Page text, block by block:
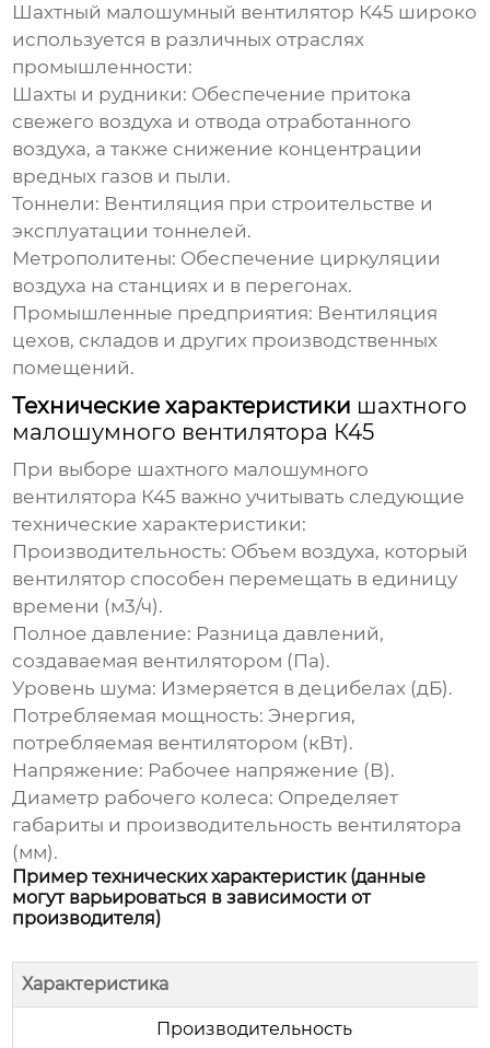
Шахтный малошумный вентилятор К45 широко
используется в различных отраслях
промышленности:
Шахты и рудники: Обеспечение притока
свежего воздуха и отвода отработанного
воздуха, а также снижение концентрации
вредных газов и пыли.
Тоннели: Вентиляция при строительстве и
эксплуатации тоннелей.
Метрополитены: Обеспечение циркуляции
воздуха на станциях и в перегонах.
Промышленные предприятия: Вентиляция
цехов, складов и других производственных
помещений.
Технические характеристики шахтного
малошумного вентилятора К45
При выборе шахтного малошумного
вентилятора К45 важно учитывать следующие
технические характеристики:
Производительность: Объем воздуха, который
вентилятор способен перемещать в единицу
времени (м3/ч).
Полное давление: Разница давлений,
создаваемая вентилятором (Па).
Уровень шума: Измеряется в децибелах (дБ).
Потребляемая мощность: Энергия,
потребляемая вентилятором (кВт).
Напряжение: Рабочее напряжение (В).
Диаметр рабочего колеса: Определяет
габариты и производительность вентилятора
(мм).
Пример технических характеристик (данные
могут варьироваться в зависимости от
производителя)
Характеристика
Производительность